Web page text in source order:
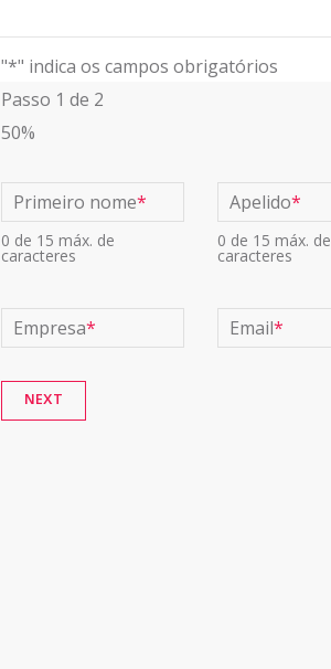
"*" indica os campos obrigatórios
Passo 1 de 2
50%
Primeiro nome*
0 de 15 máx. de
caracteres
Apelido*
0 de 15 máx. de
caracteres
Empresa* Email*